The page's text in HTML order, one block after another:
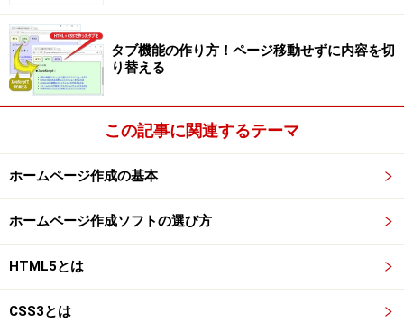
タブ機能の作り方！ページ移動せずに内容を切
り替える
この記事に関連するテーマ
ホームページ作成の基本
ホームページ作成ソフトの選び方
HTML5とは
CSS3とは